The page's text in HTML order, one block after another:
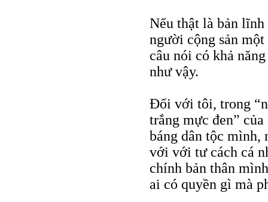
Nếu thật là bản
người cộng sản
câu nói có khả
như vậy.
Đối với tôi, trong
trắng mực đen”
báng dân tộc mình,
với với tư cách cá
chính bản thân
ai có quyền gì mà